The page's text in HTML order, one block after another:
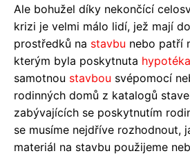
Ale bohužel díky nekončící
krizi je velmi málo lidí, jež mají
prostředků na stavbu nebo patří
kterým byla poskytnuta hypotéka
samotnou stavbou svépomocí
rodinných domů z katalogů
zabývajících se poskytnutím
se musíme nejdříve rozhodnout,
materiál na stavbu použijeme